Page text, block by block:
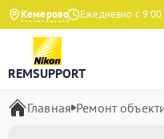
Кемерово
на Яндекс Ежедневно с 9:00
REMSUPPORT
Главная Ремонт